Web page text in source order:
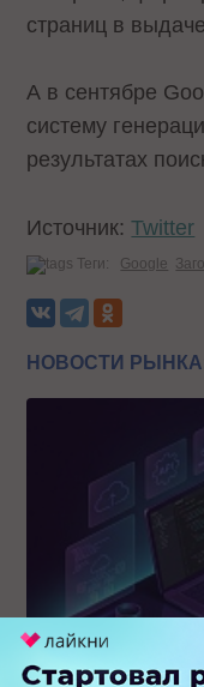
страниц в
А в сентябре
систему
результатах
Источник:Twitter
Теги: Google
НОВОСТИ
MAX открывает